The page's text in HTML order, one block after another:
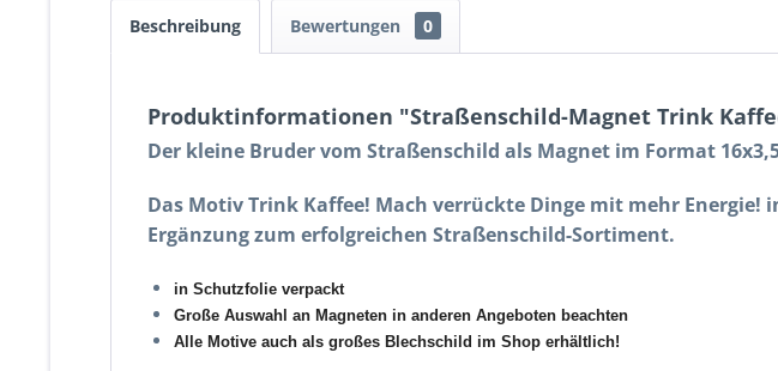
Beschreibung Bewertungen 0
Produktinformationen "Straßenschild-Magnet Trink
Der kleine Bruder vom Straßenschild als Magnet im Format
Das Motiv Trink Kaffee! Mach verrückte Dinge mit mehr
Ergänzung zum erfolgreichen Straßenschild-Sortiment.
in Schutzfolie verpackt
Große Auswahl an Magneten in anderen Angeboten beachten
Alle Motive auch als großes Blechschild im Shop erhältlich!